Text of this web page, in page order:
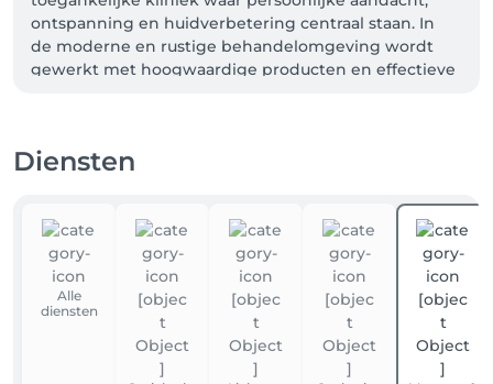
ontspanning en huidverbetering centraal staan. In
de moderne en rustige behandelomgeving wordt
gewerkt met hoogwaardige producten en effectieve
huidverbeterende gezichtsbehandelingen,
dieptereinigingen en acnebehandelingen, maar ook
voor laserontharen, permanente make-up (PMU) en
ontspannende massages. Door deze combinatie van
behandelingen kunnen klanten zowel werken aan
huidverbetering als aan langdurige verzorging en
Diensten
Alle
diensten